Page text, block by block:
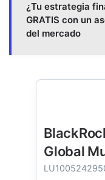
¿Tu estrategia
GRATIS con un
del mercado
Global
Fund